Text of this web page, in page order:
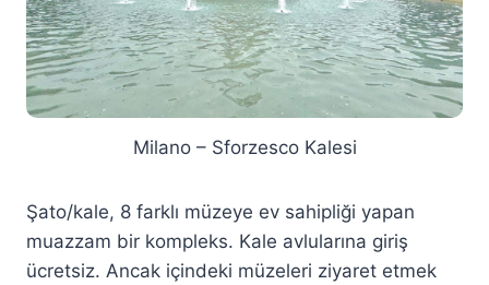
Milano – Sforzesco Kalesi
Şato/kale, 8 farklı müzeye ev sahipliği yapan
muazzam bir kompleks. Kale avlularına giriş
ücretsiz. Ancak içindeki müzeleri ziyaret etmek